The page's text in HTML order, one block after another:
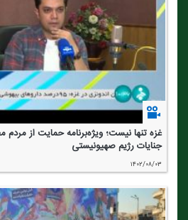
غزه تنها نیست؛ ویژه‌برنامه حمایت از
جنایات رژیم صهیونیستی
۱۴۰۲/۰۸/۰۳